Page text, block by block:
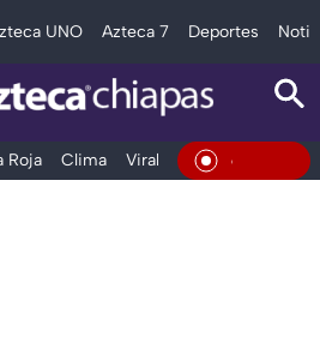
UNO Azteca 7 Deportes
Roja Clima Viral y Tendencia En Vivo